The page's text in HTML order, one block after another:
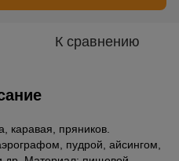
К сравнению
каравая, пряников.
пудрой, айсингом,